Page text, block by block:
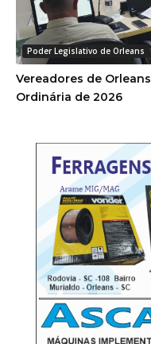
Poder Legislativo de Orleans
Vereadores de
Ordinária de 2026